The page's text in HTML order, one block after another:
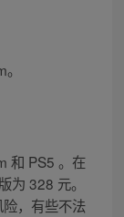
和 PS5 。在
为 328 元。
，有些不法